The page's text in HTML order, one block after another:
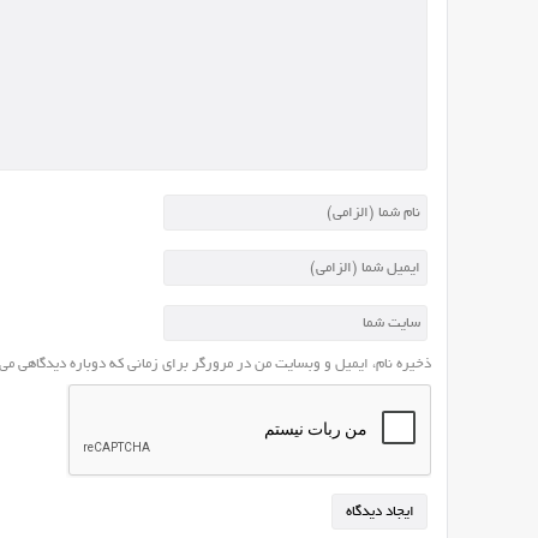
جهت
راه
خود
باید
نویسنده
های
حرفه
ذخیره نام، ایمیل و وبسایت من در مرورگر برای زمانی که دوباره دیدگاهی